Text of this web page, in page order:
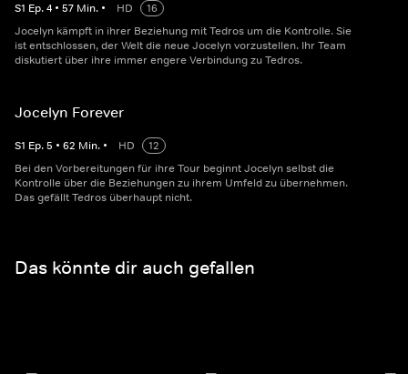
S1 Ep.4 • 57 Min. • HD
16
Jocelyn kämpft in ihrer Beziehung mit Tedros um die Kontrolle. Sie
ist entschlossen, der Welt die neue Jocelyn vorzustellen. Ihr Team
diskutiert über ihre immer engere Verbindung zu Tedros.
Jocelyn Forever
S1 Ep.5 • 62 Min. • HD
12
Bei den Vorbereitungen für ihre Tour beginnt Jocelyn selbst die
Kontrolle über die Beziehungen zu ihrem Umfeld zu übernehmen.
Das gefällt Tedros überhaupt nicht.
Das könnte dir auch gefallen